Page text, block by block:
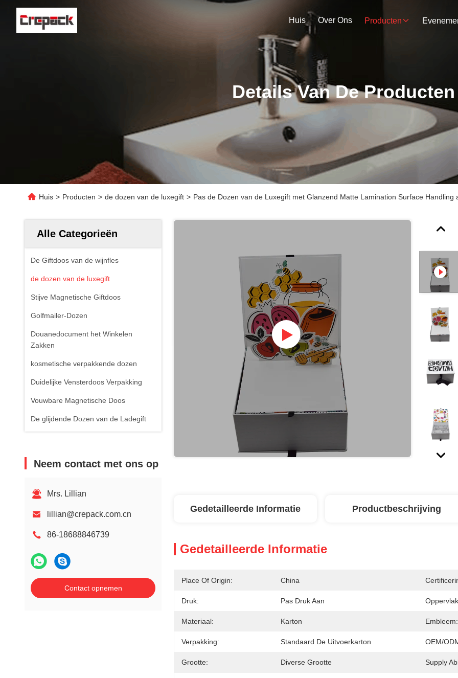
Huis Over Ons Producten
Details Van De Producten
Huis > Producten > de dozen van de luxegift > Pas de Dozen van de Luxegift met Glanzend Matte Lamination Surface Handling
Alle Categorieën
De Giftdoos van de wijnfles
de dozen van de luxegift
Stijve Magnetische Giftdoos
Golfmailer-Dozen
Douanedocument het Winkelen
Zakken
kosmetische verpakkende dozen
Duidelijke Vensterdoos Verpakking
Vouwbare Magnetische Doos
De glijdende Dozen van de Ladegift
Neem contact met ons op
Mrs. Lillian
lillian@crepack.com.cn
86-18688846739
Contact opnemen
Gedetailleerde Informatie Productbeschrijving
Gedetailleerde Informatie
Place Of Origin: China
Druk: Pas Druk Aan
Materiaal: Karton Embleem:
Verpakking: Standaard De Uitvoerkarton OEM/
Grootte: Diverse Grootte Supply